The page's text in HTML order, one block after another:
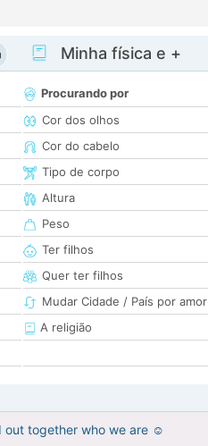
Minha física e +
Procurando por
Cor dos olhos
Cor do cabelo
Tipo de corpo
Altura
Peso
Ter filhos
Quer ter filhos
Mudar Cidade / País por amor
A religião
out together who we are ☺️